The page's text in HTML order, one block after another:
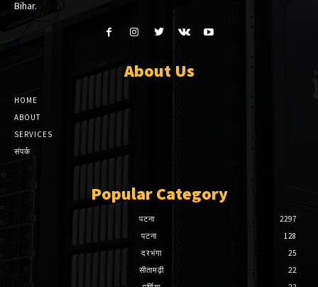
Bihar.
About Us
HOME
ABOUT
SERVICES
संपर्क
Popular Category
पटना
2297
पटना
128
दरभंगा
25
सीतामढ़ी
22